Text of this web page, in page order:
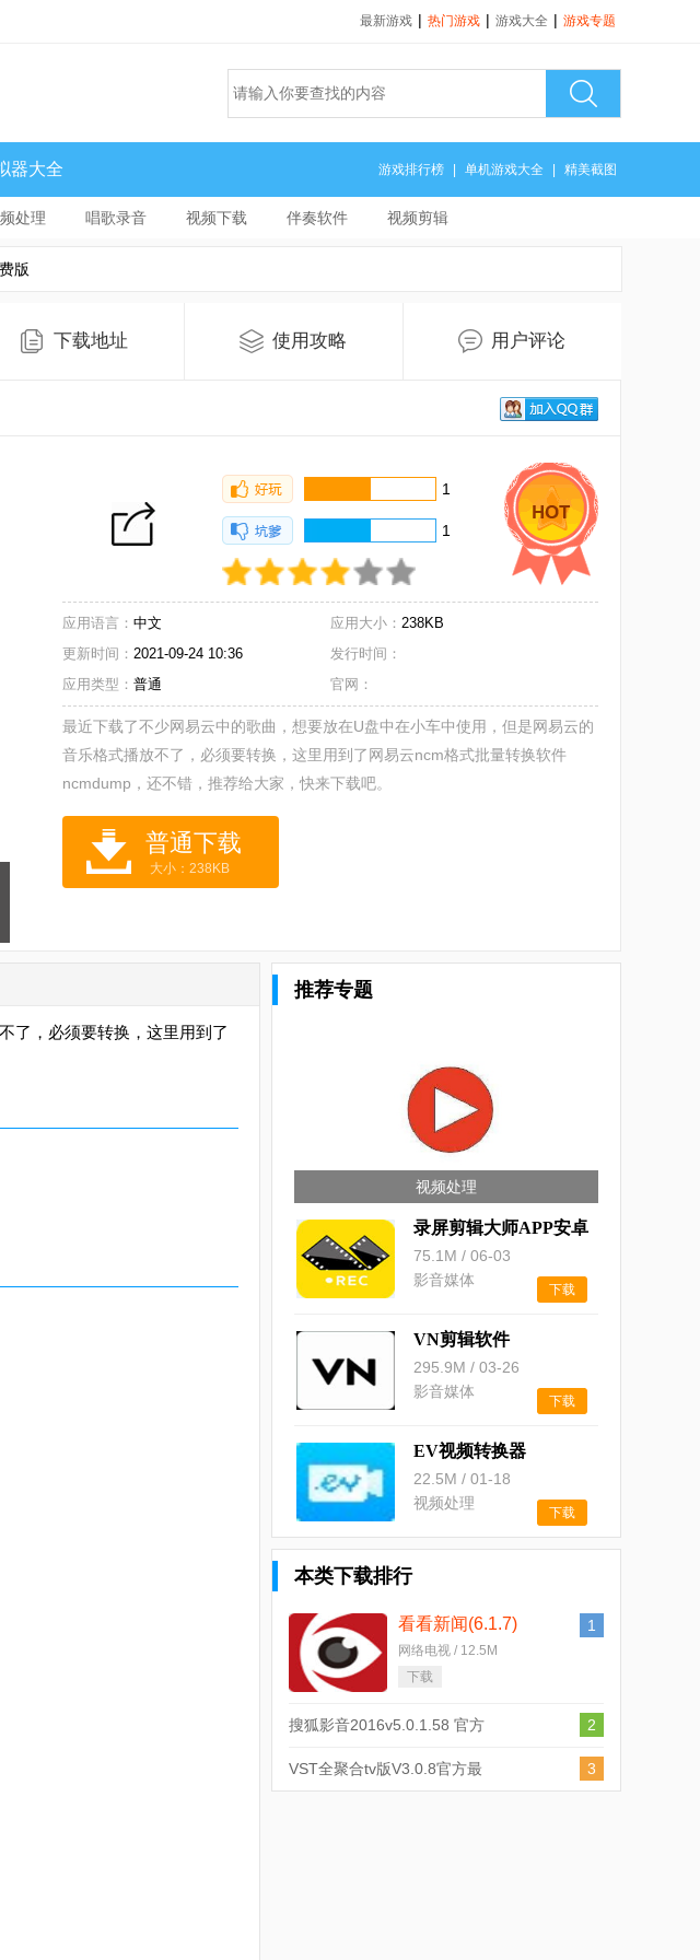
最新游戏 | 热门游戏 | 游戏大全 | 游戏专题
器大全 游戏排行榜 单机游戏大全 精美截图
处理 唱歌录音 视频下载 伴奏软件 视频剪辑
版
下载地址 使用攻略 用户评论
1
1
应用语言： 中文 应用大小： 238KB
更新时间： 2021-09-24 10:36
发行时间：
应用类型： 普通
官网：
https://github.com/NoColor2/ncmdump
最近下载了不少网易云中的歌曲，想要放在U盘中在小车中使用，但是网易云的
音乐格式播放不了，必须要转换，这里用到了网易云ncm格式批量转换软件
ncmdump，还不错，推荐给大家，快来下载吧。
大小：238KB
了，必须要转换，这里用到了
推荐专题
视频处理
录屏剪辑大师APP安卓
版
75.1M / 06-03
影音媒体
下载
VN剪辑软件
295.9M / 03-26
影音媒体
下载
EV视频转换器
22.5M / 01-18
视频处理
下载
本类下载排行
看看新闻(6.1.7)
网络电视 / 12.5M
下载
1
搜狐影音2016v5.0.1.58 官方
正式版
2
VST全聚合tv版V3.0.8官方最 3